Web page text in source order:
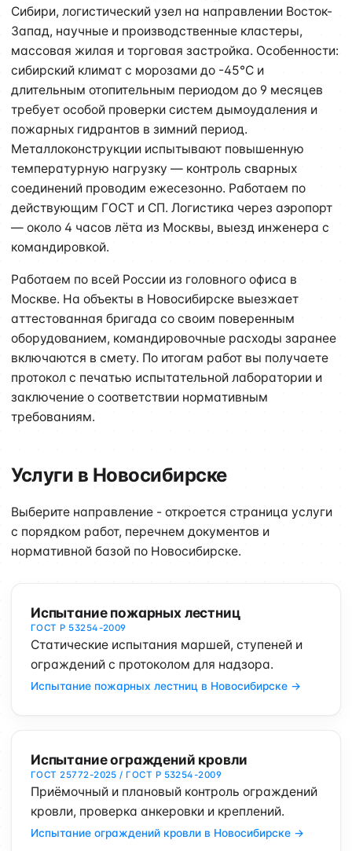
Сибири, логистический узел на направлении Восток-
Запад, научные и производственные кластеры,
массовая жилая и торговая застройка. Особенности:
сибирский климат с морозами до -45°C и
длительным отопительным периодом до 9 месяцев
требует особой проверки систем дымоудаления и
пожарных гидрантов в зимний период.
Металлоконструкции испытывают повышенную
температурную нагрузку — контроль сварных
соединений проводим ежесезонно. Работаем по
действующим ГОСТ и СП. Логистика через аэропорт
— около 4 часов лёта из Москвы, выезд инженера с
командировкой.
Работаем по всей России из головного офиса в
Москве. На объекты в Новосибирске выезжает
аттестованная бригада со своим поверенным
оборудованием, командировочные расходы заранее
включаются в смету. По итогам работ вы получаете
протокол с печатью испытательной лаборатории и
заключение о соответствии нормативным
требованиям.
Услуги в Новосибирске
Выберите направление - откроется страница услуги
с порядком работ, перечнем документов и
нормативной базой по Новосибирске.
Испытание пожарных лестниц
ГОСТ Р 53254-2009
Статические испытания маршей, ступеней и
ограждений с протоколом для надзора.
Испытание пожарных лестниц в Новосибирске →
Испытание ограждений кровли
ГОСТ 25772-2025 / ГОСТ Р 53254-2009
Приёмочный и плановый контроль ограждений
кровли, проверка анкеровки и креплений.
Испытание ограждений кровли в Новосибирске →